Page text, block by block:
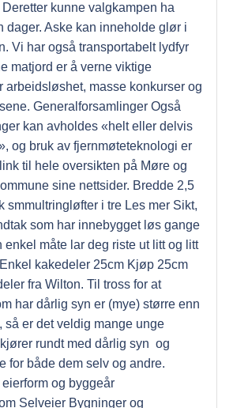
kunne valgkampen ha
dager. Aske kan inneholde glør i
Vi har også transportabelt lydfyr
matjord er å verne viktige
arbeidsløshet, masse konkurser og
Generalforsamlinger Også
kan avholdes «helt eller delvis
og bruk av fjernmøteteknologi er
til hele oversikten på Møre og
sine nettsider. Bredde 2,5
smmultringløfter i tre Les mer Sikt,
som har innebygget løs gange
enkel måte lar deg riste ut litt og litt
kakedeler 25cm Kjøp 25cm
fra Wilton. Til tross for at
har dårlig syn er (mye) større enn
så er det veldig mange unge
rundt med dårlig syn  og
for både dem selv og andre.
og byggeår
Selveier Bygninger og